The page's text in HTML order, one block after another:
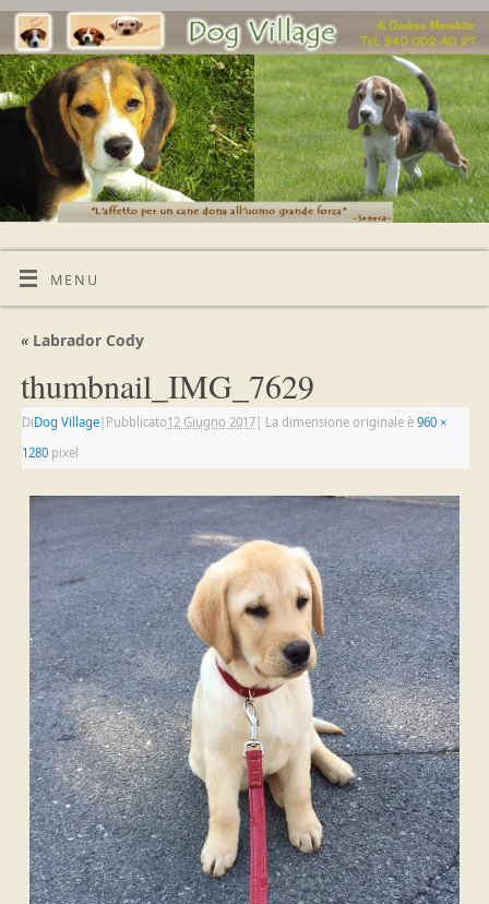
MENU
«Labrador Cody
thumbnail_IMG_7629
DiDog Village| Pubblicato12 Giugno 2017| La dimensione originale è 960 ×
1280pixel